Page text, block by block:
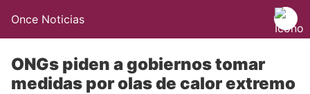
Once Noticias
ONGs piden a gobiernos tomar
medidas por olas de calor extremo